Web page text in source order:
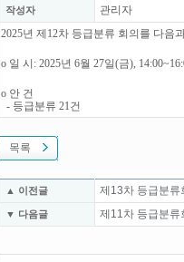
작성자
관리자
2025년 제12차 등급분류 회의를 다음
o 일 시: 2025년 6월 27일(금),
o 안 건
- 등급분류 21건
목록
▲ 이전글 제13차 등급분류
▼ 다음글 제11차 등급분류